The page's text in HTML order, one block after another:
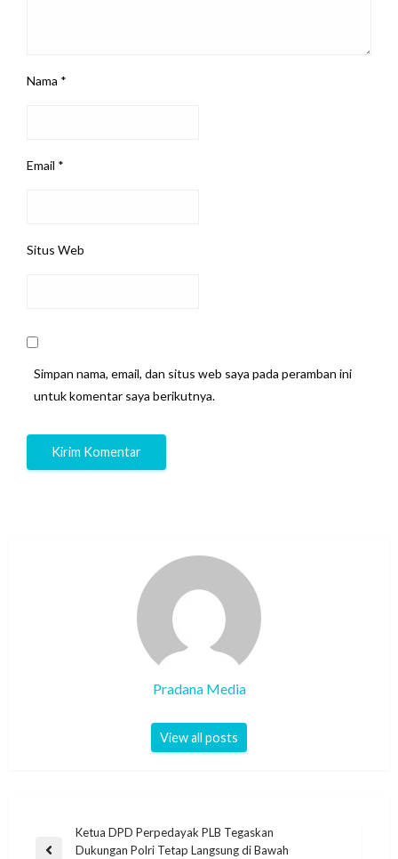
Nama *
Email *
Situs Web
Simpan nama, email, dan situs web saya pada peramban ini
untuk komentar saya berikutnya.
Pradana Media
View all posts
Ketua DPD Perpedayak PLB Tegaskan
Dukungan Polri Tetap Langsung di Bawah